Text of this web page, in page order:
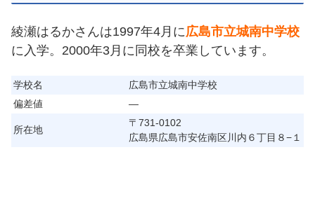
綾瀬はるかさんは1997年4月に広島市立城南中学校
に入学。2000年3月に同校を卒業しています。
学校名
広島市立城南中学校
偏差値
―
所在地
〒731-0102
広島県広島市安佐南区川内６丁目８−１